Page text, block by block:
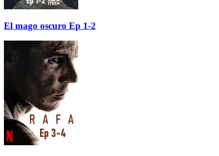
El mago oscuro Ep 1-2